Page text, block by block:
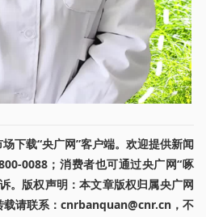
下载“央广网”客户端。欢迎提供新闻
0088；消费者也可通过央广网“啄
。版权声明：本文章版权归属央广网
载请联系：cnrbanquan@cnr.cn，不